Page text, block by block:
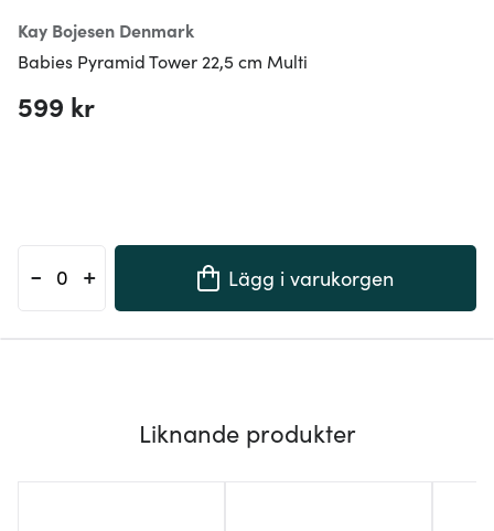
Kay Bojesen Denmark
Babies Pyramid Tower 22,5 cm Multi
599 kr
- + Lägg i varukorgen
Liknande produkter